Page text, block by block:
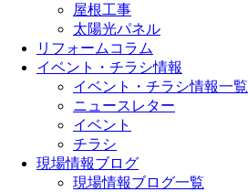
屋根工事
太陽光パネル
リフォームコラム
イベント・チラシ情報
イベント・チラシ情報一覧
ニュースレター
イベント
チラシ
現場情報ブログ
現場情報ブログ一覧